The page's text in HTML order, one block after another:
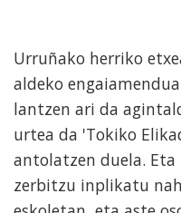
Urruñako herriko
aldeko
lantzen ari da
urtea da 'Tokiko
antolatzen duela.
zerbitzu inplikatu